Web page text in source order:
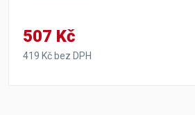
507 Kč
419 Kč bez DPH